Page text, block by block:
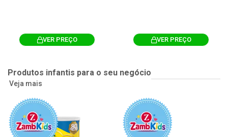
VER PREÇO VER PREÇO
Produtos infantis para o seu negócio
Veja mais